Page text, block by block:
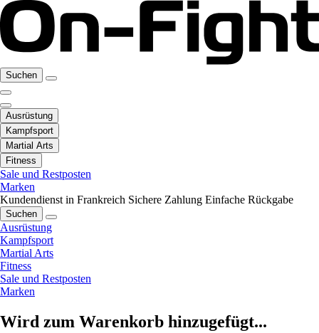
Suchen
Ausrüstung
Kampfsport
Martial Arts
Fitness
Sale und Restposten
Marken
Kundendienst in Frankreich Sichere Zahlung Einfache Rückgabe
Suchen
Ausrüstung
Kampfsport
Martial Arts
Fitness
Sale und Restposten
Marken
Wird zum Warenkorb hinzugefügt...